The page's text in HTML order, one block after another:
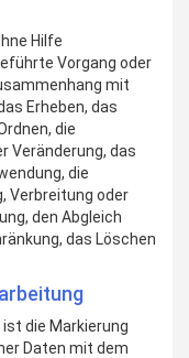
Hilfe
Vorgang oder
mit
Erheben, das
die
Veränderung, das
die
Verbreitung oder
den Abgleich
das Löschen
die Markierung
Daten mit dem